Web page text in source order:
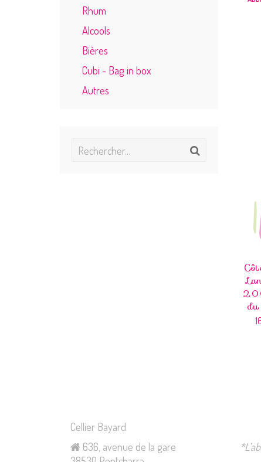
Rhum
Alcools
Bières
Cubi - Bag in box
Autres
Cellier Bayard
636, avenue de la gare